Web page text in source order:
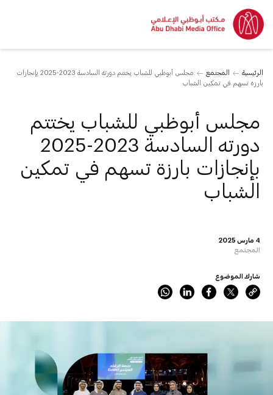
الرئيسية المجتمع
مجلس أبوظبي للشباب يختتم دورته السادسة 2023-2025 بإنجازات
بارزة تسهم في تمكين الشباب
4 مارس 2025
المجتمع
مجلس أبوظبي للشباب يختتم
دورته السادسة 2023-2025
بإنجازات بارزة تسهم في تمكين
الشباب
شارك الموضوع